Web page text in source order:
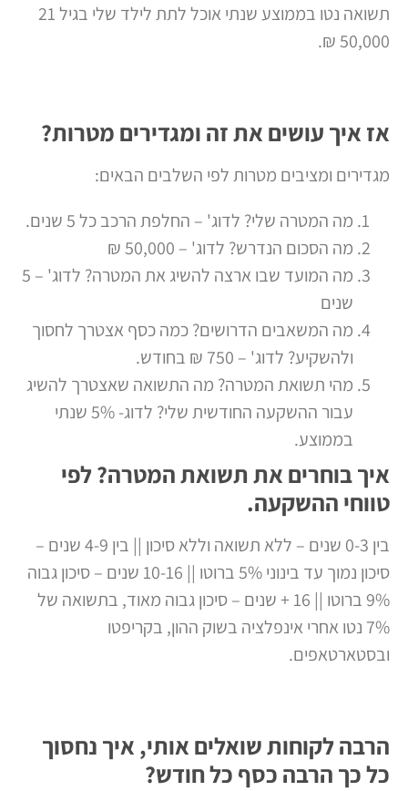
תשואה נטו בממוצע שנתי אוכל לתת לילד שלי בגיל 21
50,000 ₪.
אז איך עושים את זה ומגדירים מטרות?
מגדירים ומציבים מטרות לפי השלבים הבאים:
מה המטרה שלי? לדוג' – החלפת הרכב כל 5 שנים.
מה הסכום הנדרש? לדוג' – 50,000 ₪
מה המועד שבו ארצה להשיג את המטרה? לדוג' – 5
שנים
מה המשאבים הדרושים? כמה כסף אצטרך לחסוך
ולהשקיע? לדוג' – 750 ₪ בחודש.
מהי תשואת המטרה? מה התשואה שאצטרך להשיג
עבור ההשקעה החודשית שלי? לדוג- 5% שנתי
בממוצע.
איך בוחרים את תשואת המטרה? לפי
טווחי ההשקעה.
בין 0-3 שנים – ללא תשואה וללא סיכון || בין 4-9 שנים –
סיכון נמוך עד בינוני 5% ברוטו || 10-16 שנים – סיכון גבוה
9% ברוטו || 16 + שנים – סיכון גבוה מאוד, בתשואה של
7% נטו אחרי אינפלציה בשוק ההון, בקריפטו
ובסטארטאפים.
הרבה לקוחות שואלים אותי, איך נחסוך
כל כך הרבה כסף כל חודש?